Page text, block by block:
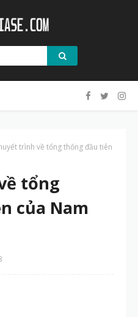
trình về tổng thống đầu tiên
tổng
của Nam